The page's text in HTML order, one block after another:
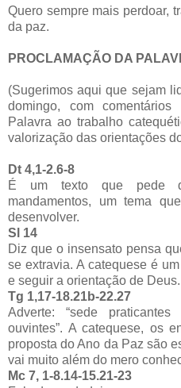
Quero sempre mais perdoar,
da paz.
PROCLAMAÇÃO DA
(Sugerimos aqui que sejam
domingo, com
Palavra ao trabalho
valorização das orientações
Dt 4,1-2.6-8
É um texto que pede
mandamentos, um tema
desenvolver.
Sl 14
Diz que o insensato pensa
se extravia. A catequese é
e seguir a orientação de Deus.
Tg 1,17-18.21b-22.27
Adverte: “sede
ouvintes”. A catequese, os
proposta do Ano da Paz são
vai muito além do mero
Mc 7, 1-8.14-15.21-23